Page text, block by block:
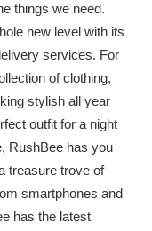
things we need.
new level with its
services. For
of clothing,
stylish all year
outfit for a night
RushBee has you
treasure trove of
smartphones and
has the latest